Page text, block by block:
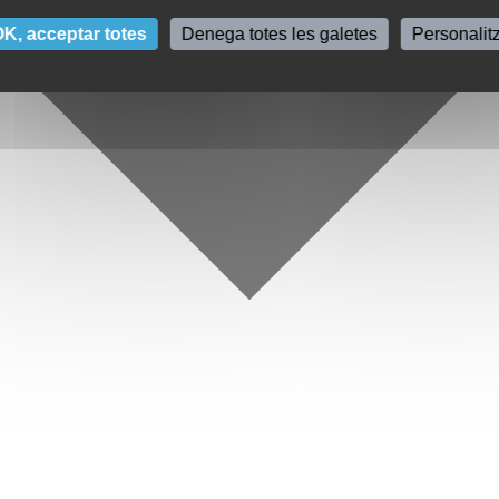
acceptar totes Denega totes les galetes